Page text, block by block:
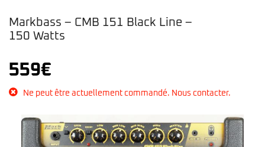
Markbass – CMB 151 Black Line –
150 Watts
559€
Ne peut être actuellement commandé. Nous contacter.